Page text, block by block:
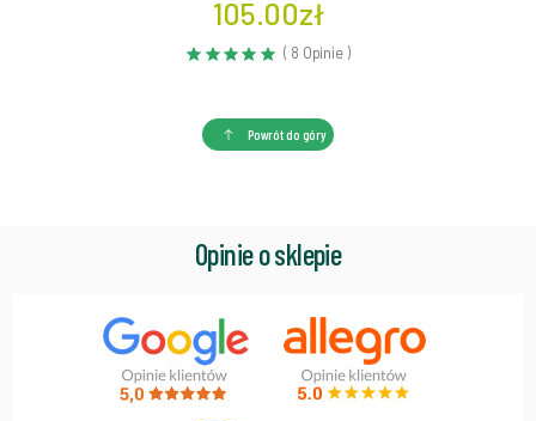
105.00zł
( 8 Opinie )
Powrót do góry
Opinie o sklepie